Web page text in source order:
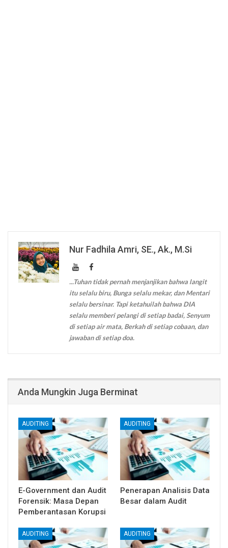
Nur Fadhila Amri, SE., Ak., M.Si
...Tuhan tidak pernah menjanjikan bahwa langit
itu selalu biru, Bunga selalu mekar, dan Mentari
selalu bersinar. Tapi ketahuilah bahwa DIA
selalu memberi pelangi di setiap badai, Senyum
di setiap air mata, Berkah di setiap cobaan, dan
jawaban di setiap doa.
Anda Mungkin Juga Berminat
AUDITING
E-Government dan Audit
Forensik: Masa Depan
Pemberantasan Korupsi
AUDITING
Penerapan Analisis Data
Besar dalam Audit
AUDITING AUDITING